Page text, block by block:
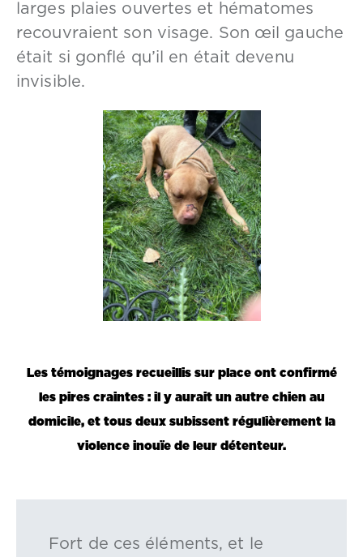
larges plaies ouvertes et hématomes
recouvraient son visage. Son œil gauche
était si gonflé qu’il en était devenu
invisible.
Les témoignages recueillis sur place ont confirmé
les pires craintes : il y aurait un autre chien au
domicile, et tous deux subissent régulièrement la
violence inouïe de leur détenteur.
Fort de ces éléments, et le